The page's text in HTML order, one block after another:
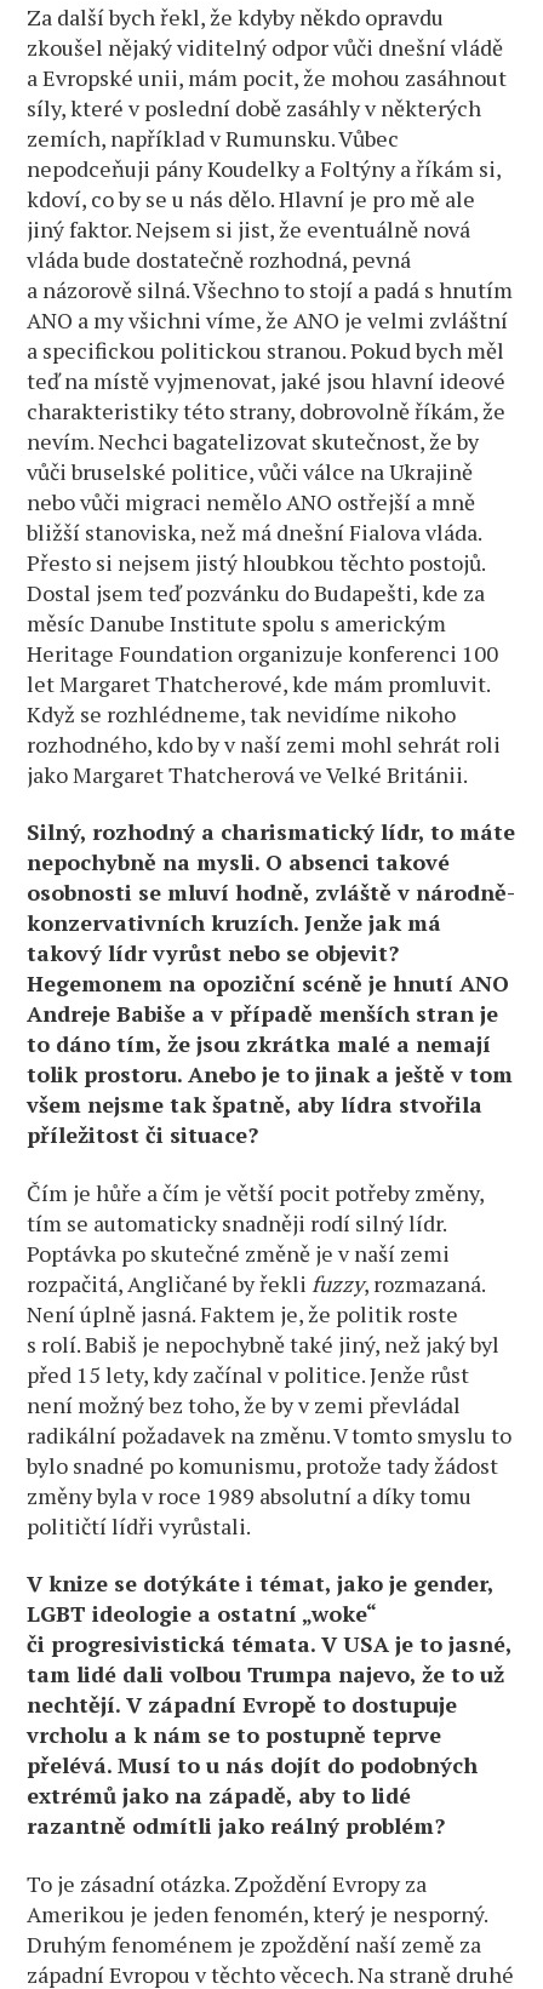
Za další bych řekl, že kdyby někdo opravdu
zkoušel nějaký viditelný odpor vůči dnešní vládě
a Evropské unii, mám pocit, že mohou zasáhnout
síly, které v poslední době zasáhly v některých
zemích, například v Rumunsku. Vůbec
nepodceňuji pány Koudelky a Foltýny a říkám si,
kdoví, co by se u nás dělo. Hlavní je pro mě ale
jiný faktor. Nejsem si jist, že eventuálně nová
vláda bude dostatečně rozhodná, pevná
a názorově silná. Všechno to stojí a padá s hnutím
ANO a my všichni víme, že ANO je velmi zvláštní
a specifickou politickou stranou. Pokud bych měl
teď na místě vyjmenovat, jaké jsou hlavní ideové
charakteristiky této strany, dobrovolně říkám, že
nevím. Nechci bagatelizovat skutečnost, že by
vůči bruselské politice, vůči válce na Ukrajině
nebo vůči migraci nemělo ANO ostřejší a mně
bližší stanoviska, než má dnešní Fialova vláda.
Přesto si nejsem jistý hloubkou těchto postojů.
Dostal jsem teď pozvánku do Budapešti, kde za
měsíc Danube Institute spolu s americkým
Heritage Foundation organizuje konferenci 100
let Margaret Thatcherové, kde mám promluvit.
Když se rozhlédneme, tak nevidíme nikoho
rozhodného, kdo by v naší zemi mohl sehrát roli
jako Margaret Thatcherová ve Velké Británii.
Silný, rozhodný a charismatický lídr, to máte
nepochybně na mysli. O absenci takové
osobnosti se mluví hodně, zvláště v národně-
konzervativních kruzích. Jenže jak má
takový lídr vyrůst nebo se objevit?
Hegemonem na opoziční scéně je hnutí ANO
Andreje Babiše a v případě menších stran je
to dáno tím, že jsou zkrátka malé a nemají
tolik prostoru. Anebo je to jinak a ještě v tom
všem nejsme tak špatně, aby lídra stvořila
příležitost či situace?
Čím je hůře a čím je větší pocit potřeby změny,
tím se automaticky snadněji rodí silný lídr.
Poptávka po skutečné změně je v naší zemi
rozpačitá, Angličané by řekli fuzzy, rozmazaná.
Není úplně jasná. Faktem je, že politik roste
s rolí. Babiš je nepochybně také jiný, než jaký byl
před 15 lety, kdy začínal v politice. Jenže růst
není možný bez toho, že by v zemi převládal
radikální požadavek na změnu. V tomto smyslu to
bylo snadné po komunismu, protože tady žádost
změny byla v roce 1989 absolutní a díky tomu
političtí lídři vyrůstali.
V knize se dotýkáte i témat, jako je gender,
LGBT ideologie a ostatní „woke“
či progresivistická témata. V USA je to jasné,
tam lidé dali volbou Trumpa najevo, že to už
nechtějí. V západní Evropě to dostupuje
vrcholu a k nám se to postupně teprve
přelévá. Musí to u nás dojít do podobných
extrémů jako na západě, aby to lidé
razantně odmítli jako reálný problém?
To je zásadní otázka. Zpoždění Evropy za
Amerikou je jeden fenomén, který je nesporný.
Druhým fenoménem je zpoždění naší země za
západní Evropou v těchto věcech. Na straně druhé